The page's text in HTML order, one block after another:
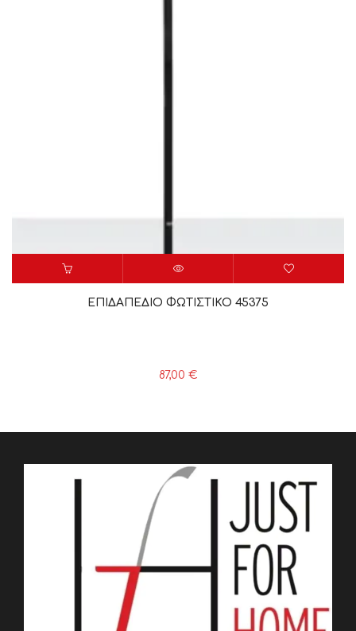
ΕΠΙΔΑΠΕΔΙΟ ΦΩΤΙΣΤΙΚΟ 45375
87,00 €